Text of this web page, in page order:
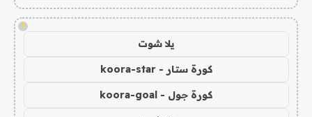
!
يلا شوت
كورة ستار - koora-star
كورة جول - koora-goal